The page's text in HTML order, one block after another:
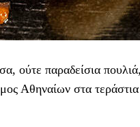
ούτε παραδείσια
Αθηναίων στα